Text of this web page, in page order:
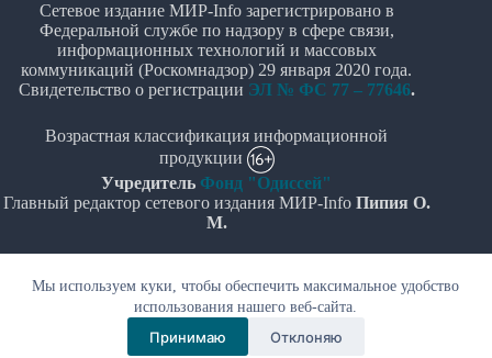
Мы используем куки, чтобы обеспечить максимальное удобство
использования нашего веб-сайта.
Принимаю Отклоняю
Сетевое издание МИР-Info зарегистрировано в
Федеральной службе по надзору в сфере связи,
информационных технологий и массовых
коммуникаций (Роскомнадзор) 29 января 2020 года.
Свидетельство о регистрации ЭЛ № ФС 77 – 77646.
Возрастная классификация информационной
продукции
Учредитель Фонд "Одиссей"
Главный редактор сетевого издания МИР-Info Пипия О.
М.
данных
© Все права защищены 2020-2026г. - "МИР-Info"